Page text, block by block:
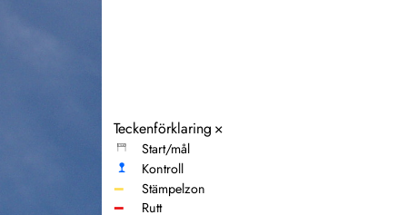
Teckenförklaring ×
Start/mål
Kontroll
━ Stämpelzon
━ Rutt